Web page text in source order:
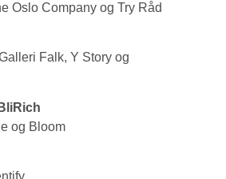
Oslo Company og Try Råd
Falk, Y Story og
og Bloom